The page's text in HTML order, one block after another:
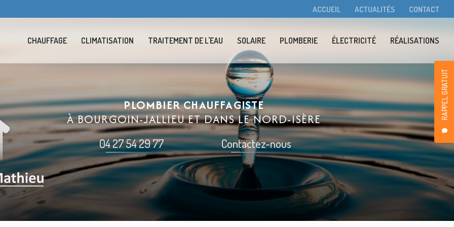
RAPPEL GRATUIT
ACCUEIL ACTUALITÉS
CONTACT
CHAUFFAGE
CLIMATISATION TRAITEMENT DE L'EAU SOLAIRE PLOMBERIE ÉLECTRICITÉ RÉALISATIONS
PLOMBIER CHAUFFAGISTE
À BOURGOIN-JALLIEU ET DANS LENORD-ISÈRE
04 27 54 29 77 Contactez-nous